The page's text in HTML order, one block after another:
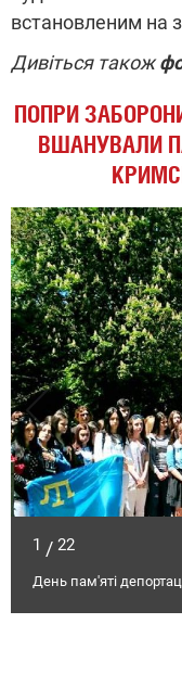
встановленим на
Дивіться також
ПОПРИ
ВШАНУВАЛИ
1 / 22
День пам'яті